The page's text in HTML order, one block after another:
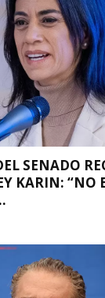
SENADO
KARIN: “NO